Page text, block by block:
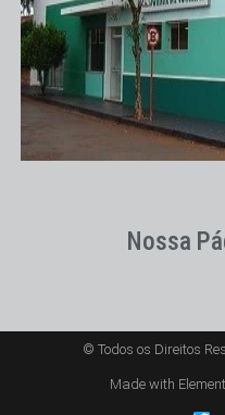
Nossa
© Todos os Direitos
Made with